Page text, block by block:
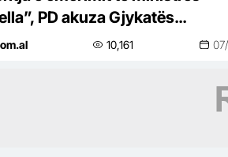
PD akuza Gjykatës
se po shkel ligjin, ja si
10,161